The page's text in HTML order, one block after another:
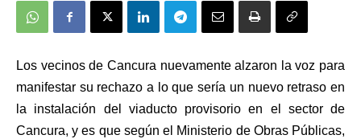
Los vecinos de Cancura nuevamente alzaron la voz para
manifestar su rechazo a lo que sería un nuevo retraso en
la instalación del viaducto provisorio en el sector de
Cancura, y es que según el Ministerio de Obras Públicas,